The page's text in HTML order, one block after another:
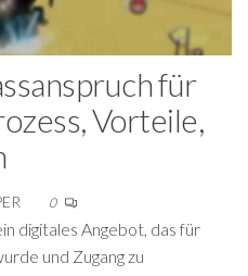
für
Vorteile,
0
digitales Angebot, das für
und Zugang zu